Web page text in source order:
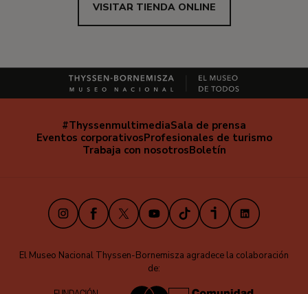
VISITAR TIENDA ONLINE
Navegación
secundaria
#ThyssenmultimediaSala de prensa
Eventos corporativosProfesionales de turismo
Trabaja con nosotrosBoletín
InstagramFacebook
X YoutubeTikTokiVooxLinkedIn
El Museo Nacional Thyssen-Bornemisza agradece la colaboración
de: